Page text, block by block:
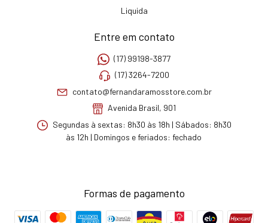
Liquida
Entre em contato
(17) 99198-3877
(17) 3264-7200
contato@fernandaramosstore.com.br
Avenida Brasil, 901
Segundas à sextas: 8h30 às 18h | Sábados: 8h30
às 12h | Domingos e feriados: fechado
Formas de pagamento